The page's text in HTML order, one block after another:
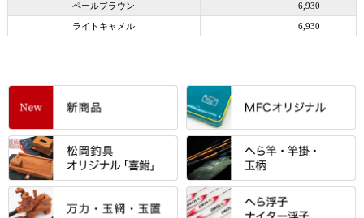
ペールブラウン 6,930
ライトキャメル 6,930
すべて
「雅（みやび）」シリーズ・エ
ントＰＬＵＳシリーズ
すべて すべて